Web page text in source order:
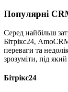
Популярні
Серед найбільш
Бітрікс24,
переваги та
зрозуміти, під
Бітрікс24